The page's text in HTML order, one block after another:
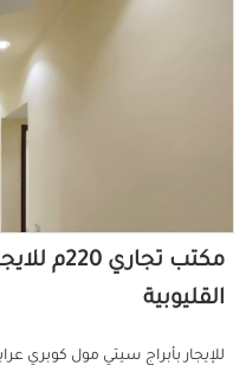
مكتب
القليوبية
للإيجار بأبراج سيتي مول كوبري